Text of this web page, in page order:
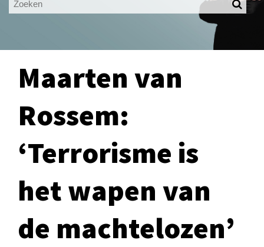
LOGIN
Maarten van
Rossem:
‘Terrorisme is
het wapen van
de machtelozen’